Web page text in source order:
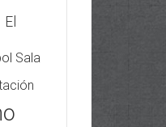
El
Sala